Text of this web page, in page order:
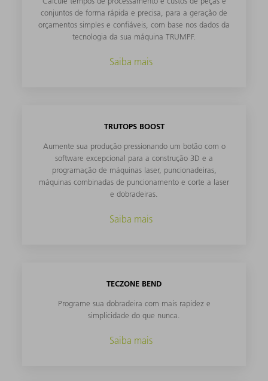
conjuntos de forma rápida e precisa, para a geração de
orçamentos simples e confiáveis, com base nos dados da
tecnologia da sua máquina TRUMPF.
Saiba mais
TRUTOPS BOOST
Aumente sua produção pressionando um botão com o
software excepcional para a construção 3D e a
programação de máquinas laser, puncionadeiras,
máquinas combinadas de puncionamento e corte a laser
e dobradeiras.
Saiba mais
TECZONE BEND
Programe sua dobradeira com mais rapidez e
simplicidade do que nunca.
Saiba mais